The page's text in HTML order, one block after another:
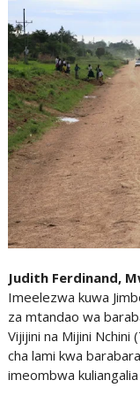
Judith Ferdinand,
Imeelezwa kuwa
za mtandao wa
Vijijini na Mijini Nchini
cha lami kwa
imeombwa